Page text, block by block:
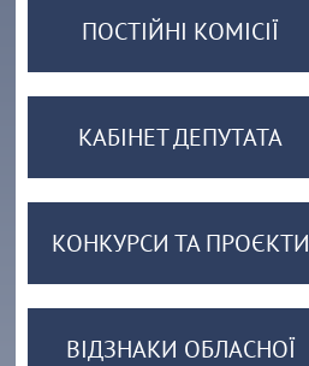
ПОСТІЙНІ КОМІСІЇ
КАБІНЕТ ДЕПУТАТА
КОНКУРСИ ТА ПРОЄКТИ
ВІДЗНАКИ ОБЛАСНОЇ